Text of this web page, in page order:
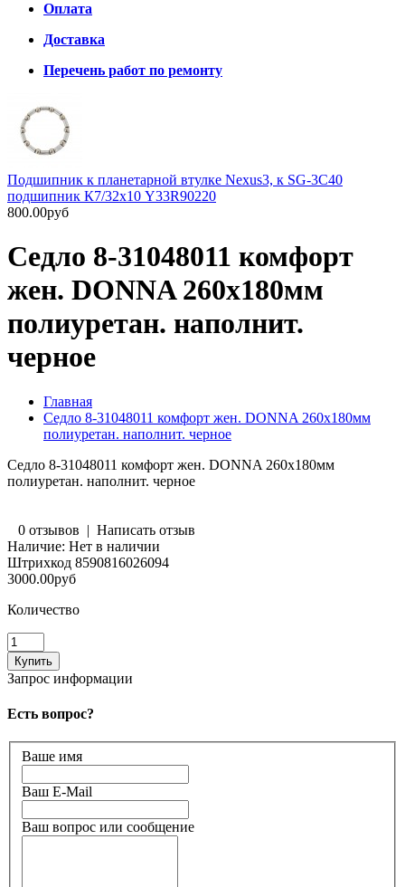
Оплата
Доставка
Перечень работ по ремонту
Подшипник к планетарной втулке Nexus3, к SG-3C40
подшипник К7/32х10 Y33R90220
800.00руб
Седло 8-31048011 комфорт
жен. DONNA 260х180мм
полиуретан. наполнит.
черное
Главная
Седло 8-31048011 комфорт жен. DONNA 260х180мм
полиуретан. наполнит. черное
Седло 8-31048011 комфорт жен. DONNA 260х180мм
полиуретан. наполнит. черное
0 отзывов | Написать отзыв
Наличие: Нет в наличии
Штрихкод 8590816026094
3000.00руб
Количество
Запрос информации
Есть вопрос?
Ваше имя
Ваш E-Mail
Ваш вопрос или сообщение